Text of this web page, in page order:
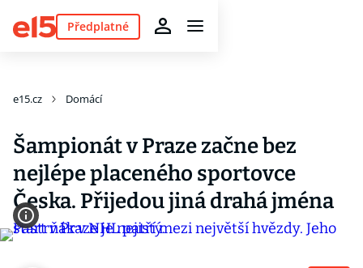
Předplatné
e15.cz Domácí
Šampionát v Praze začne bez
nejlépe placeného sportovce
Česka. Přijedou jiná drahá jména